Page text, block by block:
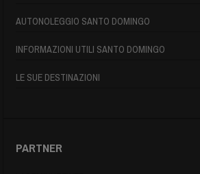
AUTONOLEGGIO SANTO DOMINGO
INFORMAZIONI UTILI SANTO DOMINGO
LE SUE DESTINAZIONI
PARTNER